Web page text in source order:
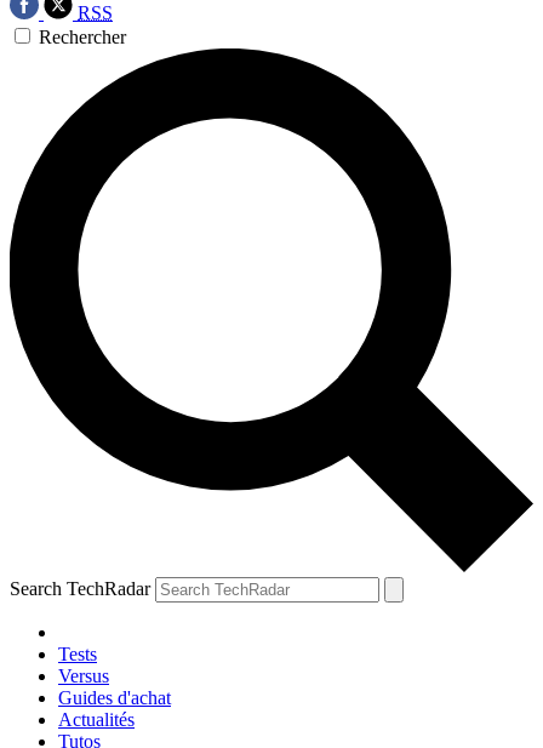
RSS
Rechercher
Search TechRadar
Tests
Versus
Guides d'achat
Actualités
Tutos